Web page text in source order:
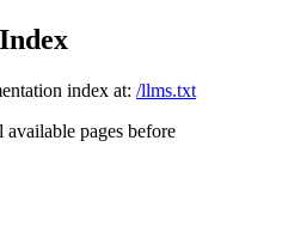
index at: /llms.txt
pages before